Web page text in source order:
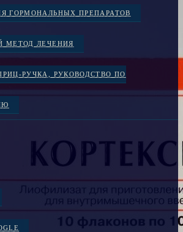
ГОРМОНАЛЬНЫХ ПРЕПАРАТОВ
МЕТОД ЛЕЧЕНИЯ
РУЧКА, РУКОВОДСТВО ПО